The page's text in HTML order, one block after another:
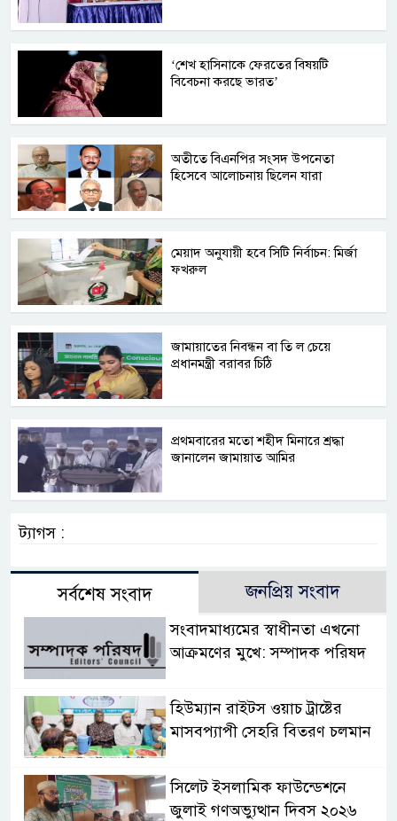
‘শেখ হাসিনাকে ফেরতের বিষয়টি
বিবেচনা করছে ভারত’
অতীতে বিএনপির সংসদ উপনেতা
হিসেবে আলোচনায় ছিলেন যারা
মেয়াদ অনুযায়ী হবে সিটি নির্বাচন: মির্জা
ফখরুল
জামায়াতের নিবন্ধন বা তি ল চেয়ে
প্রধানমন্ত্রী বরাবর চিঠি
প্রথমবারের মতো শহীদ মিনারে শ্রদ্ধা
জানালেন জামায়াত আমির
ট্যাগস :
সর্বশেষ সংবাদ জনপ্রিয় সংবাদ
সংবাদমাধ্যমের স্বাধীনতা এখনো
আক্রমণের মুখে: সম্পাদক পরিষদ
হিউম্যান রাইটস ওয়াচ ট্রাষ্টের
মাসবপ্যাপী সেহরি বিতরণ চলমান
সিলেট ইসলামিক ফাউন্ডেশনে
জুলাই গণঅভ্যুত্থান দিবস ২০২৬